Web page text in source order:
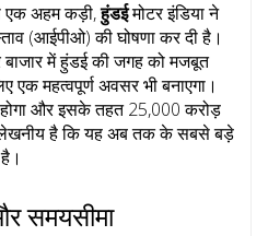
एक अहम कड़ी,हुंडईमोटर इंडिया ने
(आईपीओ) की घोषणा कर दी है।
में हुंडई की जगह को मजबूत
एक महत्वपूर्ण अवसर भी बनाएगा।
और इसके तहत 25,000 करोड़
है कि यह अब तक के सबसे बड़े
समयसीमा